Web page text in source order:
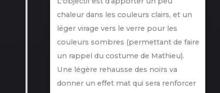
chaleur dans les couleurs clairs, et un
léger virage vers le verre pour les
couleurs sombres (permettant de faire
un rappel du costume de Mathieu).
Une légère rehausse des noirs va
donner un effet mat qui sera renforcer